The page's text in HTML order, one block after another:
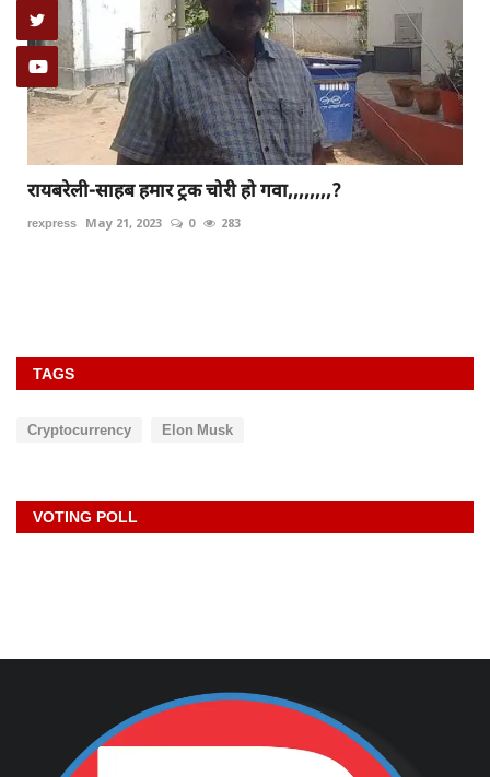
रायबरेली-साहब हमार ट्रक चोरी हो गवा,,,,,,,,?
rexpress May 21, 2023 0 283
TAGS
Cryptocurrency Elon Musk
VOTING POLL